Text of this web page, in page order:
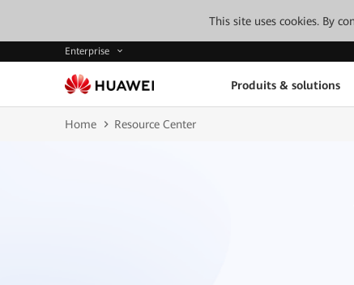
This site uses cookies. By
Enterprise
Produits & solutions
Home Resource Center